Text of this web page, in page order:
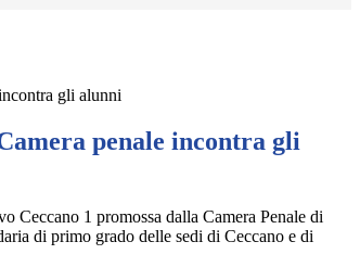
gli alunni
penale incontra gli
Ceccano 1 promossa dalla Camera Penale di
di primo grado delle sedi di Ceccano e di